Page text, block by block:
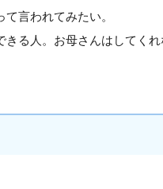
言われてみたい。
きる人。お母さんはしてく